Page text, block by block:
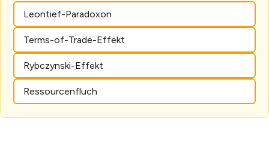
Leontief-Paradoxon
Terms-of-Trade-Effekt
Rybczynski-Effekt
Ressourcenfluch